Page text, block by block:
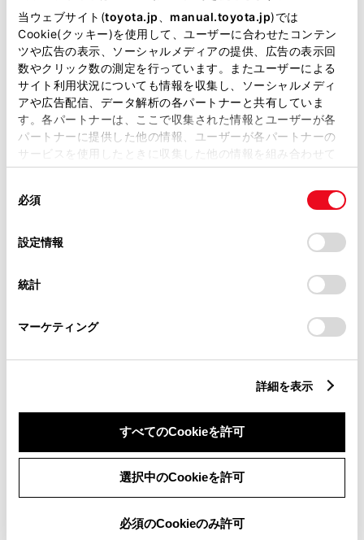
当ウェブサイト(toyota.jp manual.toyota.jp)では
Cookie(クッキー)を使用して、ユーザーに合わせたコンテン
ツや広告の表示、ソーシャルメディアの提供、広告の表示回
数やクリック数の測定を行っています。またユーザーによる
サイト利用状況についても情報を収集し、ソーシャルメディ
アや広告配信、データ解析の各パートナーと共有していま
す。各パートナーは、ここで収集された情報とユーザーが各
パートナーに提供した他の情報、ユーザーが各パートナーの
サービスを使用したときに収集した他の情報を組み合わせて
使用することがあります。当ウェブサイトの使用を続行する
デバイスにすべてのCookie(クッキー)が保存されることに同
意したことになります。Cookie(クッキー)のオプトアウト、
設定の変更、同意を撤回したりするにあたっては、当社の
「Cookie（クッキー）情報の取り扱いについて
」をご覧くだ
必須
設定情報
統計
マーケティング
詳細を表示
すべてのCookieを許可
選択中のCookieを許可
必須のCookieのみ許可
試乗車予約
8
9